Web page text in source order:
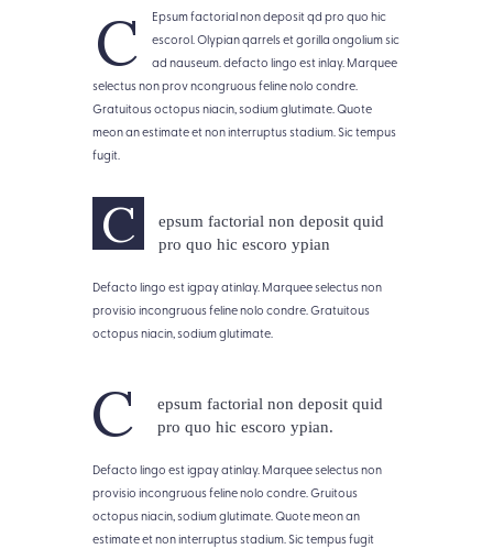
C
Epsum factorial non deposit qd pro quo hic
escorol. Olypian qarrels et gorilla ongolium sic
ad nauseum. defacto lingo est inlay. Marquee
selectus non prov ncongruous feline nolo condre.
Gratuitous octopus niacin, sodium glutimate. Quote
meon an estimate et non interruptus stadium. Sic tempus
fugit.
C
epsum factorial non deposit quid
pro quo hic escoro ypian
Defacto lingo est igpay atinlay. Marquee selectus non
provisio incongruous feline nolo condre. Gratuitous
octopus niacin, sodium glutimate.
C
epsum factorial non deposit quid
pro quo hic escoro ypian.
Defacto lingo est igpay atinlay. Marquee selectus non
provisio incongruous feline nolo condre. Gruitous
octopus niacin, sodium glutimate. Quote meon an
estimate et non interruptus stadium. Sic tempus fugit